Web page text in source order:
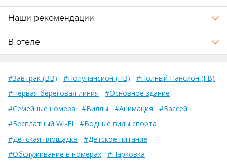
Наши рекомендации
В отеле
#Завтрак (BB) #Полупансион (HB)
#Полный Пансион (FB)
#Первая береговая линия
#Основное здание
#Семейные номера
#Виллы #Анимация
#Бассейн
#Бесплатный WI-FI
#Водные виды спорта
#Детская площадка
#Детское питание
#Обслуживание в номерах
#Парковка